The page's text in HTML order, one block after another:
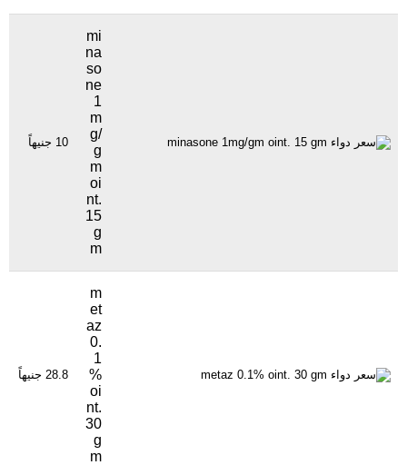
mi
na
so
ne
1
m
g/
g
m
oi
nt.
15
g
m
10 جنيهاً
m
et
az
0.
1
%
oi
nt.
30
g
m
28.8 جنيهاً